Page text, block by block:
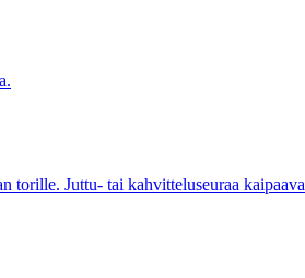
Juttu- tai kahvitteluseuraa